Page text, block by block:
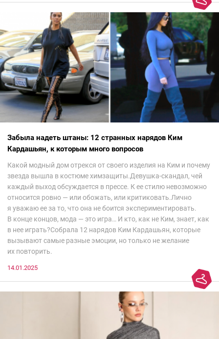
Забыла надеть штаны: 12 странных нарядов Ким
Кардашьян, к которым много вопросов
Какой модный дом отрекся от своего изделия на Ким и почему
звезда вышла в костюме химзащиты.Девушка-скандал, чей
каждый выход обсуждается в прессе. К ее стилю невозможно
относится ровно — или обожать, или критиковать.Лично
я уважаю ее за то, что она не боится экспериментировать.
В конце концов, мода — это игра… И кто, как не Ким, знает, как
в нее играть?Собрала 12 нарядов Ким Кардашьян, которые
вызывают самые разные эмоции, но только не желание
их повторить.
14.01.2025